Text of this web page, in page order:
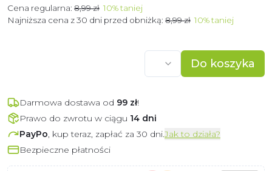
Cena regularna: 8,99 zł 10%taniej
Najniższa cena z 30 dni przed obniżką: 8,99 zł 10%taniej
Do koszyka
Darmowa dostawa od 99 zł!
Prawo do zwrotu w ciągu 14 dni
PayPo, kup teraz, zapłać za 30 dni.Jak to działa?
Bezpieczne płatności